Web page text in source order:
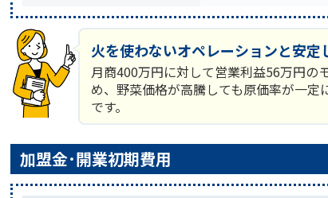
火を使わないオペレーションと安定
月商400万円に対して営業利益56万円の
め、野菜価格が高騰しても原価率が一
です。
加盟金･開業初期費用